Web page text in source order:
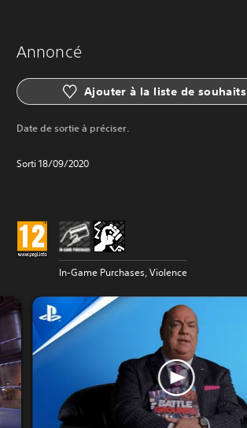
Annoncé
Ajouter à la liste de souhaits
Date de sortie à préciser.
Sorti 18/09/2020
In-Game Purchases, Violence